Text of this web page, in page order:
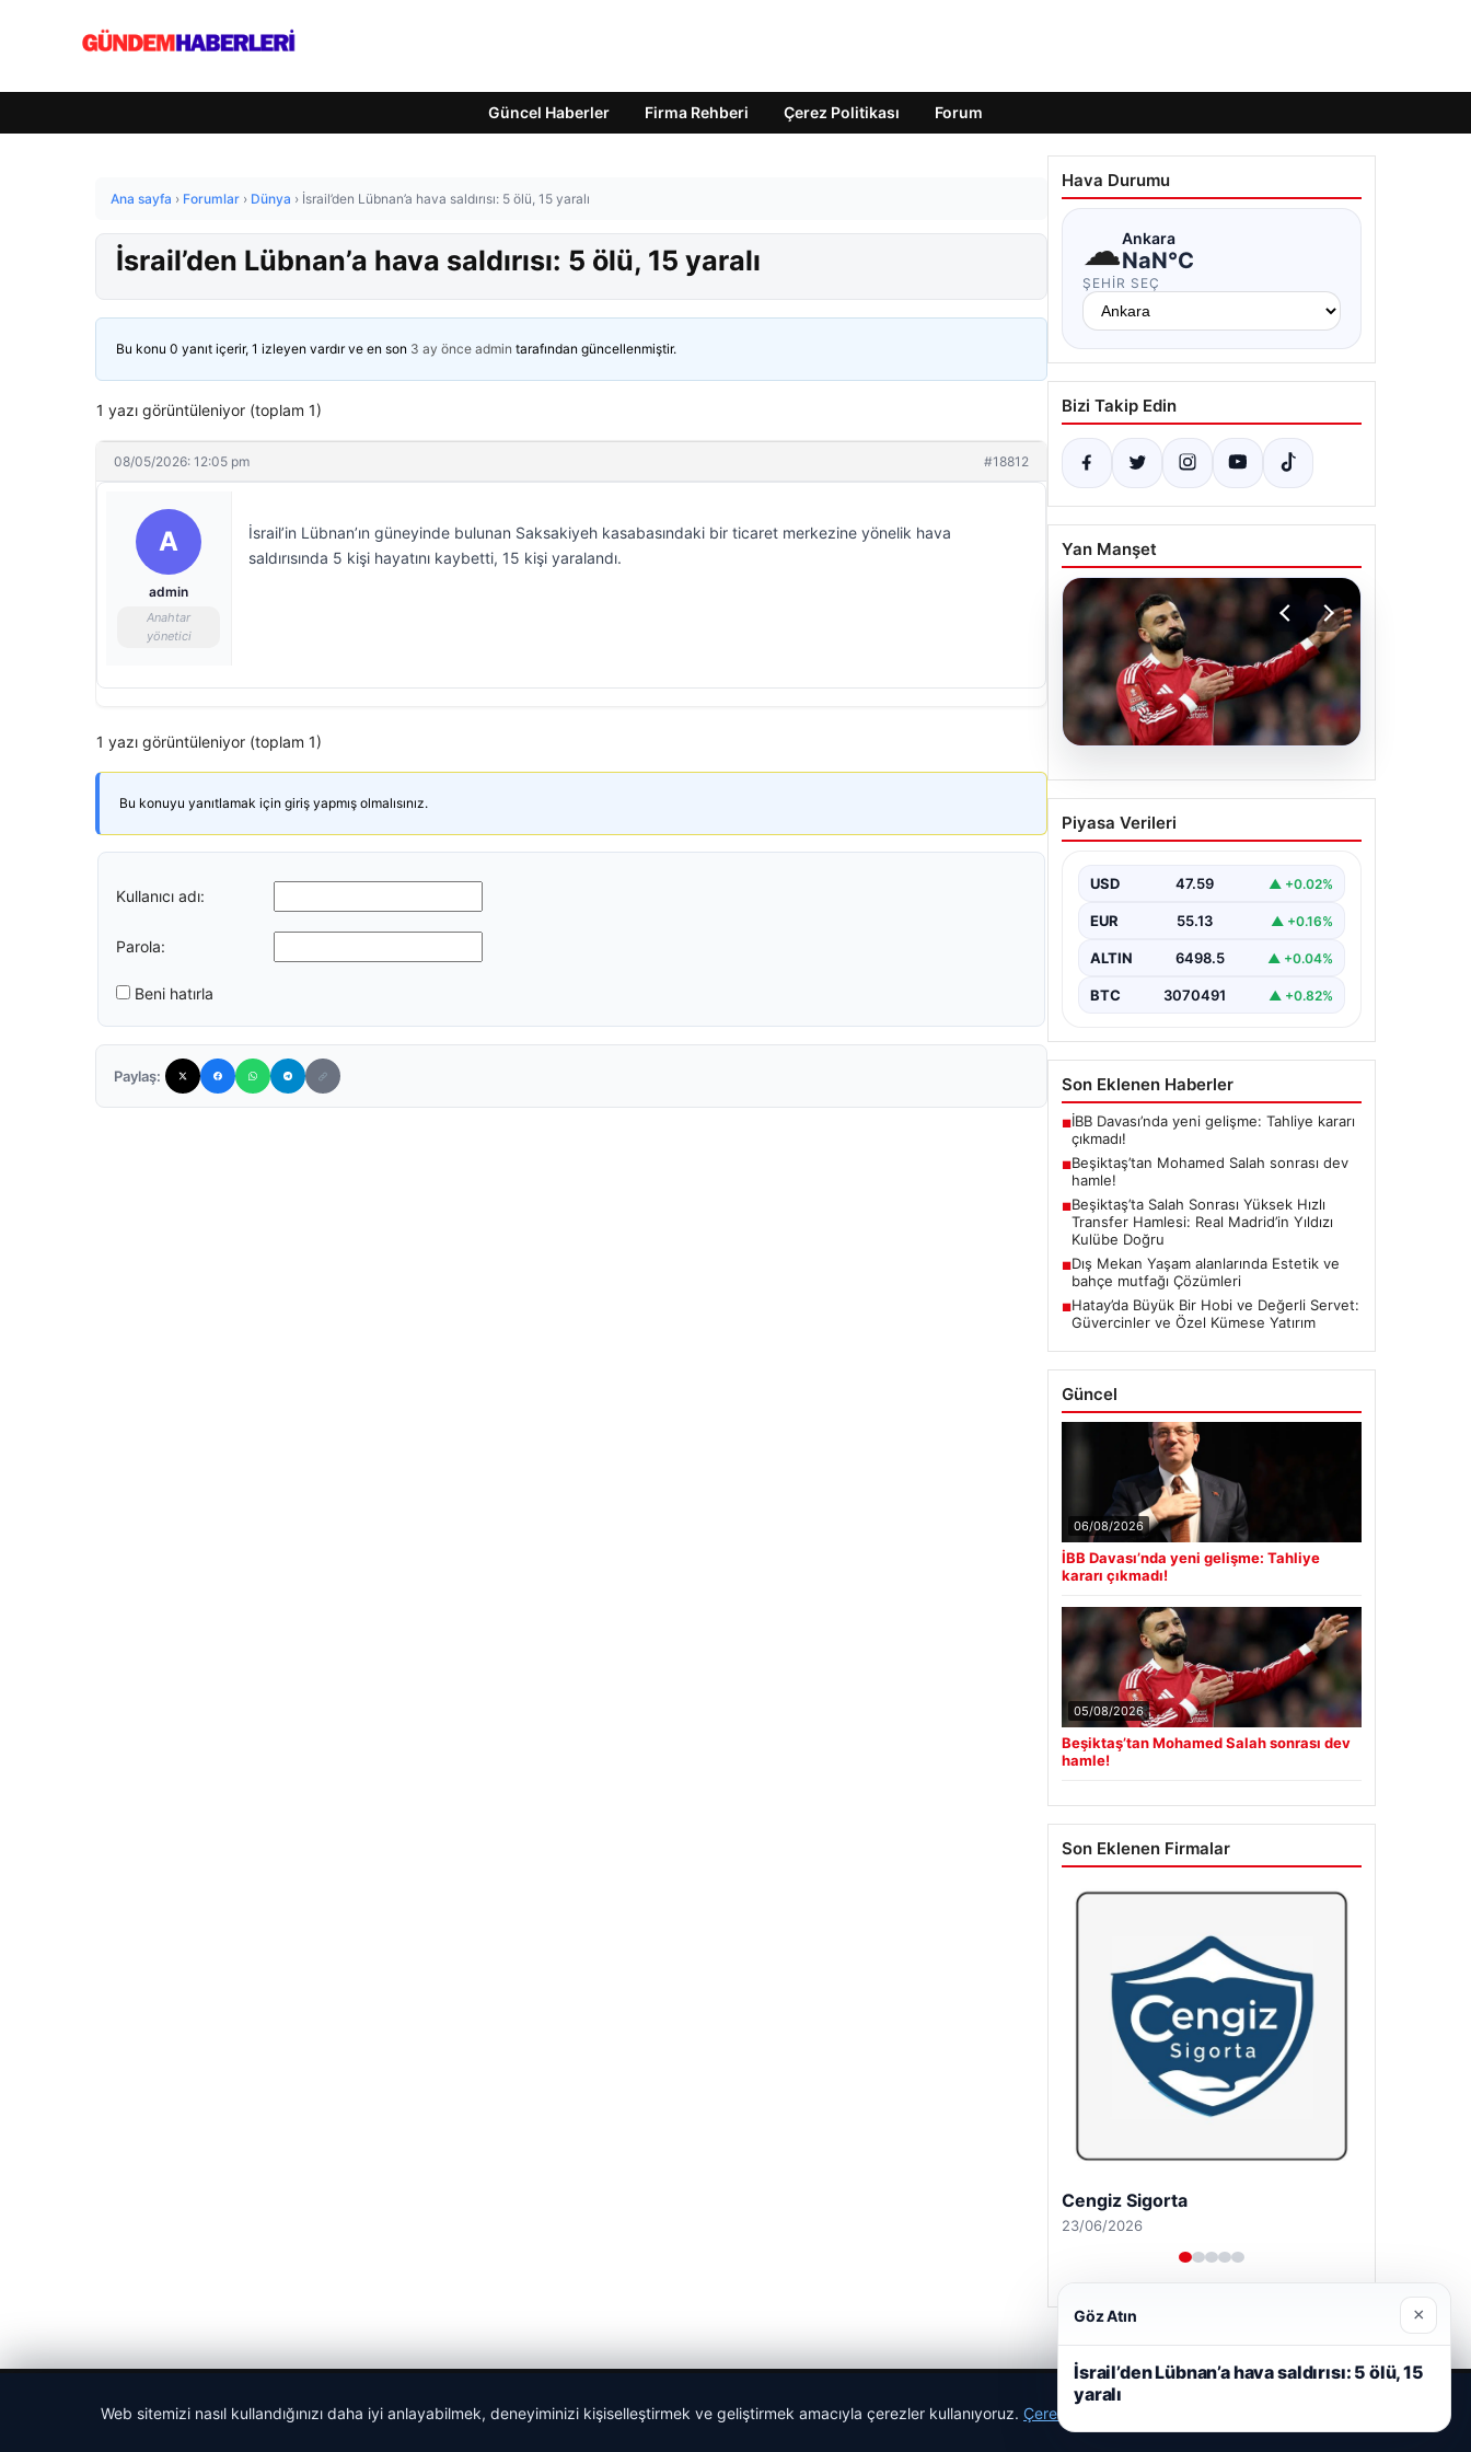
Güncel Haberler Firma Rehberi Çerez Politikası Forum
Ana sayfa › Forumlar › Dünya › İsrail’den Lübnan’a hava saldırısı: 5 ölü, 15 yaralı
İsrail’den Lübnan’a hava saldırısı: 5 ölü, 15 yaralı
Bu konu 0 yanıt içerir, 1 izleyen vardır ve en son 3 ay önce admin tarafından güncellenmiştir.
1 yazı görüntüleniyor (toplam 1)
08/05/2026: 12:05 pm #18812
A
admin
Anahtar
yönetici
İsrail’in Lübnan’ın güneyinde bulunan Saksakiyeh kasabasındaki bir ticaret merkezine yönelik hava
saldırısında 5 kişi hayatını kaybetti, 15 kişi yaralandı.
1 yazı görüntüleniyor (toplam 1)
Bu konuyu yanıtlamak için giriş yapmış olmalısınız.
Kullanıcı adı:
Parola:
Beni hatırla
Paylaş:
Hava Durumu
☁Ankara
NaN°C
ŞEHIR SEÇ
Bizi Takip Edin
Yan Manşet
05.08.2026
Beşiktaş’tan Mohamed
Salah sonrası dev hamle!
Piyasa Verileri
USD 47.59 ▲ +0.02%
EUR 55.13 ▲ +0.16%
ALTIN 6498.5 ▲ +0.04%
BTC 3070491 ▲ +0.82%
Son Eklenen Haberler
■İBB Davası’nda yeni gelişme: Tahliye kararı
çıkmadı!
■Beşiktaş’tan Mohamed Salah sonrası dev
hamle!
■Beşiktaş’ta Salah Sonrası Yüksek Hızlı
Transfer Hamlesi: Real Madrid’in Yıldızı
Kulübe Doğru
■Dış Mekan Yaşam alanlarında Estetik ve
bahçe mutfağı Çözümleri
■Hatay’da Büyük Bir Hobi ve Değerli Servet:
Güvercinler ve Özel Kümese Yatırım
Güncel
06/08/2026
İBB Davası’nda yeni gelişme: Tahliye
kararı çıkmadı!
05/08/2026
Beşiktaş’tan Mohamed Salah sonrası dev
hamle!
Son Eklenen Firmalar
Cengiz Sigorta
23/06/2026
Web sitemizi nasıl kullandığınızı daha iyi anlayabilmek, deneyiminizi kişiselleştirmek ve geliştirmek amacıyla çerezler kullanıyoruz. Çerez Politikamız
Göz Atın ×
İsrail’den Lübnan’a hava saldırısı: 5 ölü, 15
yaralı